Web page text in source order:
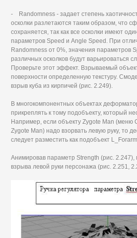
- Randomness - задает степень
осколки разлетаются таким образом, что
сохраняется, так как все осколки имеют
параметров Speed и Angle Speed. При
Randomness от 0%, значения параметров
различных осколков будут варьироваться
Проверьте этот эффект. Взрываемый
поверхности определенную текстуру.
взрыв куба из кирпичей (рис. 2.249).
В многокомпонентных объектах
прикреплять к тому подобъекту, который
Например, если объекту Zygote Man (меню
Zygote Man) надо взорвать левую руку, то
следует разместить как подобъект
Анимировав параметр Strength (рис. 2.247),
взрыва левой руки персонажа (рис. 2.251,